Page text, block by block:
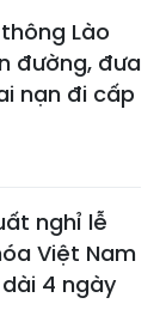
Lào
đường, đưa
nạn đi cấp
nghỉ lễ
Việt Nam
4 ngày